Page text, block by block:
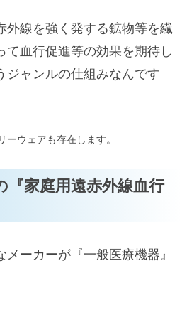
外線を強く発する鉱物等を繊
血行促進等の効果を期待し
ジャンルの仕組みなんです
ウェアも存在します。
家庭用遠赤外線血行
ーカーが『一般医療機器』